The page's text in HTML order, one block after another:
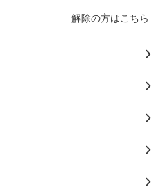
解除の方はこちら